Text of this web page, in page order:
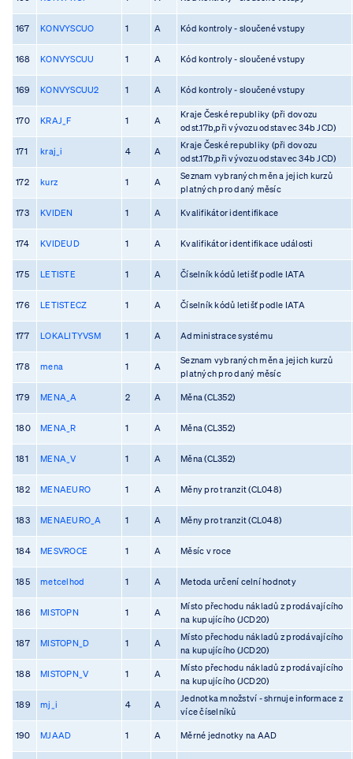
167 KONVYSCUO 1 A Kód kontroly - sloučené vstupy
168 KONVYSCUU 1 A Kód kontroly - sloučené vstupy
169 KONVYSCUU2 1 A Kód kontroly - sloučené vstupy
170 KRAJ_F 1 A
Kraje České republiky (při dovozu
odst.17b,při vývozu odstavec 34b JCD)
171 kraj_i 4 A
Kraje České republiky (při dovozu
odst.17b,při vývozu odstavec 34b JCD)
172 kurz 1 A
Seznam vybraných měn a jejich kurzů
platných pro daný měsíc
173 KVIDEN 1 A Kvalifikátor identifikace
174 KVIDEUD 1 A Kvalifikátor identifikace události
175 LETISTE 1 A Číselník kódů letišť podle IATA
176 LETISTECZ 1 A Číselník kódů letišť podle IATA
177 LOKALITYVSM 1 A Administrace systému
178 mena 1 A
Seznam vybraných měn a jejich kurzů
platných pro daný měsíc
179 MENA_A 2 A Měna (CL352)
180 MENA_R 1 A Měna (CL352)
181 MENA_V 1 A Měna (CL352)
182 MENAEURO 1 A Měny pro tranzit (CL048)
183 MENAEURO_A 1 A Měny pro tranzit (CL048)
184 MESVROCE 1 A Měsíc v roce
185 metcelhod 1 A Metoda určení celní hodnoty
186 MISTOPN 1 A
Místo přechodu nákladů z prodávajícího
na kupujícího (JCD20)
187 MISTOPN_D 1 A
Místo přechodu nákladů z prodávajícího
na kupujícího (JCD20)
188 MISTOPN_V 1 A
Místo přechodu nákladů z prodávajícího
na kupujícího (JCD20)
189 mj_i 4 A
Jednotka množství - shrnuje informace z
více číselníků
190 MJAAD 1 A Měrné jednotky na AAD